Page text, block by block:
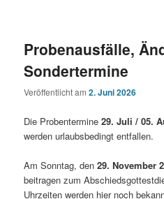
Probenausfälle,
Sondertermine
Veröffentlicht am2. Juni 2026
Die Probentermine29. Juli / 05.
werden urlaubsbedingt entfallen.
Am Sonntag, den29. November
beitragen zum
Uhrzeiten werden hier noch